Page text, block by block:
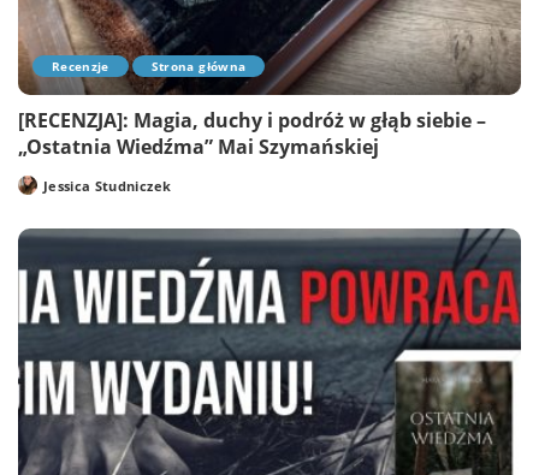
Recenzje Strona główna
[RECENZJA]: Magia, duchy i podróż w głąb siebie –
„Ostatnia Wiedźma” Mai Szymańskiej
PostedJessica Studniczek